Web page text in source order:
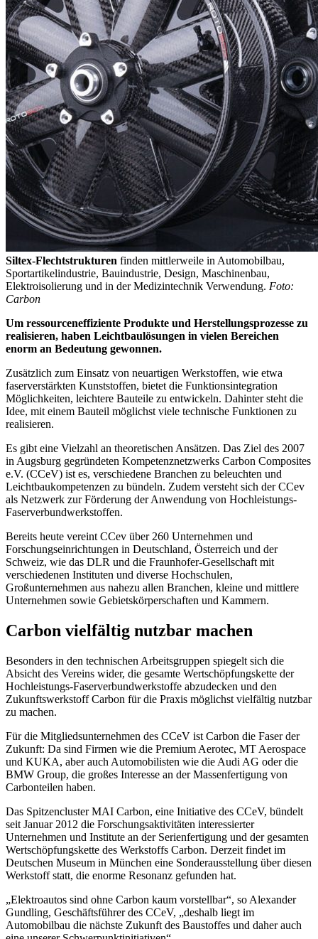
Siltex-Flechtstrukturen finden mittlerweile in Automobilbau,
Sportartikelindustrie, Bauindustrie, Design, Maschinenbau,
Elektroisolierung und in der Medizintechnik Verwendung. Foto:
Carbon
Um ressourceneffiziente Produkte und Herstellungsprozesse zu
realisieren, haben Leichtbaulösungen in vielen Bereichen
enorm an Bedeutung gewonnen.
Zusätzlich zum Einsatz von neuartigen Werkstoffen, wie etwa
faserverstärkten Kunststoffen, bietet die Funktionsintegration
Möglichkeiten, leichtere Bauteile zu entwickeln. Dahinter steht die
Idee, mit einem Bauteil möglichst viele technische Funktionen zu
realisieren.
Es gibt eine Vielzahl an theoretischen Ansätzen. Das Ziel des 2007
in Augsburg gegründeten Kompetenznetzwerks Carbon Composites
e.V. (CCeV) ist es, verschiedene Branchen zu beleuchten und
Leichtbaukompetenzen zu bündeln. Zudem versteht sich der CCev
als Netzwerk zur Förderung der Anwendung von Hochleistungs-
Faserverbundwerkstoffen.
Bereits heute vereint CCev über 260 Unternehmen und
Forschungseinrichtungen in Deutschland, Österreich und der
Schweiz, wie das DLR und die Fraunhofer-Gesellschaft mit
verschiedenen Instituten und diverse Hochschulen,
Großunternehmen aus nahezu allen Branchen, kleine und mittlere
Unternehmen sowie Gebietskörperschaften und Kammern.
Carbon vielfältig nutzbar machen
Besonders in den technischen Arbeitsgruppen spiegelt sich die
Absicht des Vereins wider, die gesamte Wertschöpfungskette der
Hochleistungs-Faserverbundwerkstoffe abzudecken und den
Zukunftswerkstoff Carbon für die Praxis möglichst vielfältig nutzbar
zu machen.
Für die Mitgliedsunternehmen des CCeV ist Carbon die Faser der
Zukunft: Da sind Firmen wie die Premium Aerotec, MT Aerospace
und KUKA, aber auch Automobilisten wie die Audi AG oder die
BMW Group, die großes Interesse an der Massenfertigung von
Carbonteilen haben.
Das Spitzencluster MAI Carbon, eine Initiative des CCeV, bündelt
seit Januar 2012 die Forschungsaktivitäten interessierter
Unternehmen und Institute an der Serienfertigung und der gesamten
Wertschöpfungskette des Werkstoffs Carbon. Derzeit findet im
Deutschen Museum in München eine Sonderausstellung über diesen
Werkstoff statt, die enorme Resonanz gefunden hat.
„Elektroautos sind ohne Carbon kaum vorstellbar“, so Alexander
Gundling, Geschäftsführer des CCeV, „deshalb liegt im
Automobilbau die nächste Zukunft des Baustoffes und daher auch